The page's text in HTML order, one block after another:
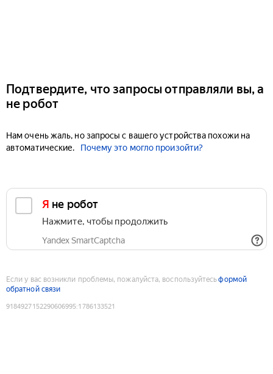
Подтвердите, что запросы отправляли вы, а
не робот
Нам очень жаль, но запросы с вашего устройства похожи на
автоматические.
Почему это могло произойти?
Я не робот
Нажмите, чтобы продолжить
Yandex SmartCaptcha
Если у вас возникли проблемы, пожалуйста, воспользуйтесьформой
обратной связи
9184927152290606995:1786133521